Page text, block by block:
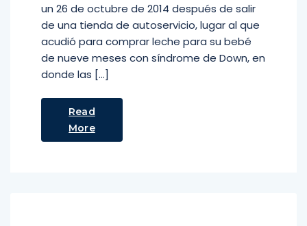
un 26 de octubre de 2014 después de salir
de una tienda de autoservicio, lugar al que
acudió para comprar leche para su bebé
de nueve meses con síndrome de Down, en
donde las […]
Read
More